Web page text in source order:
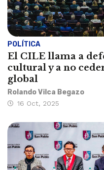
POLÍTICA
El CILE llama a
cultural y a no
global
Rolando Vilca Begazo
16 Oct, 2025